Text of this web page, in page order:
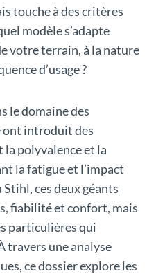
touche à des critères
modèle s’adapte
votre terrain, à la nature
d’usage ?
le domaine des
ont introduit des
polyvalence et la
la fatigue et l’impact
ces deux géants
fiabilité et confort, mais
particulières qui
travers une analyse
ce dossier explore les